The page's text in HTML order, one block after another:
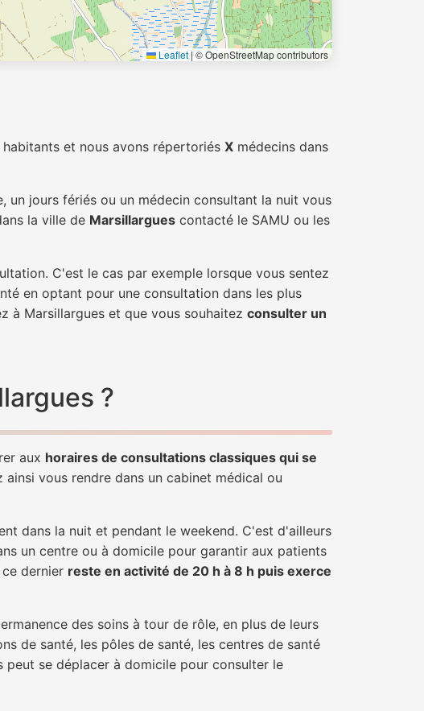
Leaflet|© OpenStreetMap contributors
habitants et nous avons répertoriés X médecins dans
un jours fériés ou un médecin consultant la nuit vous
la ville de Marsillargues contacté le SAMU ou les
C'est le cas par exemple lorsque vous sentez
en optant pour une consultation dans les plus
à Marsillargues et que vous souhaitez consulter un
?
aux horaires de consultations classiques qui se
vous rendre dans un cabinet médical ou
dans la nuit et pendant le weekend. C'est d'ailleurs
un centre ou à domicile pour garantir aux patients
dernier reste en activité de 20 h à 8 h puis exerce
des soins à tour de rôle, en plus de leurs
de santé, les pôles de santé, les centres de santé
se déplacer à domicile pour consulter le